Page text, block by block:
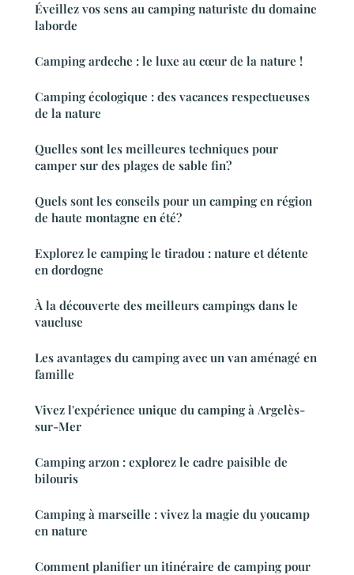
Éveillez vos sens au camping naturiste du domaine
laborde
Camping ardeche : le luxe au cœur de la nature !
Camping écologique : des vacances respectueuses
de la nature
Quelles sont les meilleures techniques pour
camper sur des plages de sable fin?
Quels sont les conseils pour un camping en région
de haute montagne en été?
Explorez le camping le tiradou : nature et détente
en dordogne
À la découverte des meilleurs campings dans le
vaucluse
Les avantages du camping avec un van aménagé en
famille
Vivez l'expérience unique du camping à Argelès-
sur-Mer
Camping arzon : explorez le cadre paisible de
bilouris
Camping à marseille : vivez la magie du youcamp
en nature
Comment planifier un itinéraire de camping pour